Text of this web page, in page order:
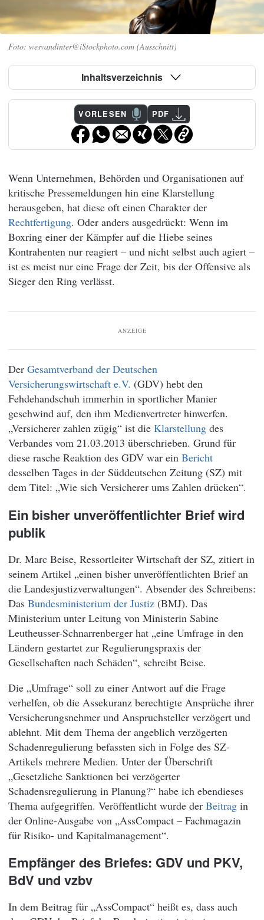
wesvandinter@iStockphoto.com (Ausschnitt)
Inhaltsverzeichnis
VORLESEN PDF
Wenn Unternehmen, Behörden und Organisationen auf
kritische Pressemeldungen hin eine Klarstellung
herausgeben, hat diese oft einen Charakter der
Rechtfertigung. Oder anders ausgedrückt: Wenn im
Boxring einer der Kämpfer auf die Hiebe seines
Kontrahenten nur reagiert – und nicht selbst auch agiert –
ist es meist nur eine Frage der Zeit, bis der Offensive als
Sieger den Ring verlässt.
ANZEIGE
Der Gesamtverband der Deutschen
Versicherungswirtschaft e.V. (GDV) hebt den
Fehdehandschuh immerhin in sportlicher Manier
geschwind auf, den ihm Medienvertreter hinwerfen.
„Versicherer zahlen zügig“ ist die Klarstellung des
Verbandes vom 21.03.2013 überschrieben. Grund für
diese rasche Reaktion des GDV war ein Bericht
desselben Tages in der Süddeutschen Zeitung (SZ) mit
dem Titel: „Wie sich Versicherer ums Zahlen drücken“.
Ein bisher unveröffentlichter Brief wird
publik
Dr. Marc Beise, Ressortleiter Wirtschaft der SZ, zitiert in
seinem Artikel „einen bisher unveröffentlichten Brief an
die Landesjustizverwaltungen“. Absender des Schreibens:
Das Bundesministerium der Justiz (BMJ). Das
Ministerium unter Leitung von Ministerin Sabine
Leutheusser-Schnarrenberger hat „eine Umfrage in den
Ländern gestartet zur Regulierungspraxis der
Gesellschaften nach Schäden“, schreibt Beise.
Die „Umfrage“ soll zu einer Antwort auf die Frage
verhelfen, ob die Assekuranz berechtigte Ansprüche ihrer
Versicherungsnehmer und Anspruchsteller verzögert und
ablehnt. Mit dem Thema der angeblich verzögerten
Schadenregulierung befassten sich in Folge des SZ-
Artikels mehrere Medien. Unter der Überschrift
„Gesetzliche Sanktionen bei verzögerter
Schadensregulierung in Planung?“ habe ich ebendieses
Thema aufgegriffen. Veröffentlicht wurde der Beitrag in
der Online-Ausgabe von „AssCompact – Fachmagazin
für Risiko- und Kapitalmanagement“.
Empfänger des Briefes: GDV und PKV,
BdV und vzbv
In dem Beitrag für „AssCompact“ heißt es, dass auch